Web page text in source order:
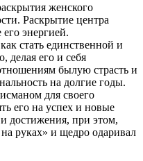
женского
Раскрытие центра
энергией.
стать единственной и
делая его и себя
былую страсть и
на долгие годы.
для своего
его на успех и новые
достижения, при этом,
руках» и щедро одаривал